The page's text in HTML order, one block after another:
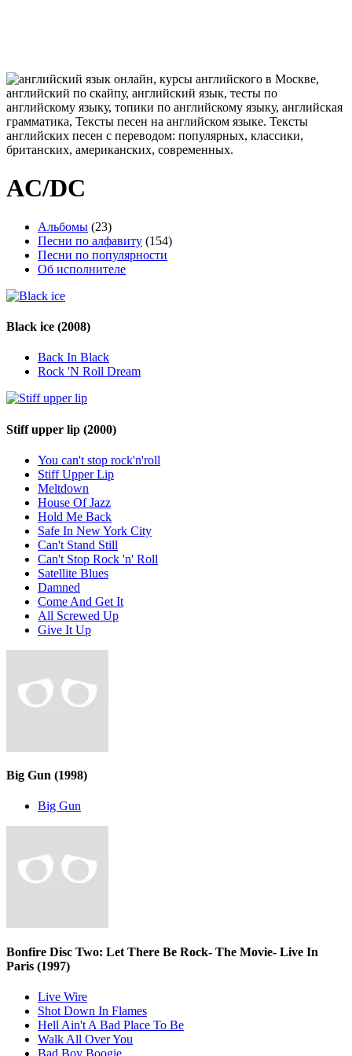
AC/DC
Альбомы (23)
Песни по алфавиту (154)
Песни по популярности
Об исполнителе
Black ice (2008)
Back In Black
Rock 'N Roll Dream
Stiff upper lip (2000)
You can't stop rock'n'roll
Stiff Upper Lip
Meltdown
House Of Jazz
Hold Me Back
Safe In New York City
Can't Stand Still
Can't Stop Rock 'n' Roll
Satellite Blues
Damned
Come And Get It
All Screwed Up
Give It Up
Big Gun (1998)
Big Gun
Bonfire Disc Two: Let There Be Rock- The Movie- Live In
Paris (1997)
Live Wire
Shot Down In Flames
Hell Ain't A Bad Place To Be
Walk All Over You
Bad Boy Boogie